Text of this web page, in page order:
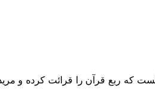
كه ربع قرآن را قرائت كرده و